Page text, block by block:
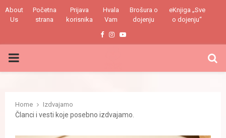
About
Us
Početna
strana
Prijava
korisnika
Hvala
Vam
Brošura o
dojenju
eKnjiga „Sve
o dojenju“
Facebook
Instagram
Youtube
PRIMARY
Home Izdvajamo
Članci i vesti koje posebno izdvajamo.